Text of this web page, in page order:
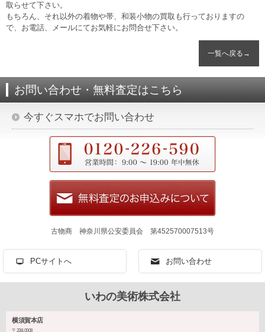
取らせて下さい。
もちろん、それ以外の着物や帯、和装小物の買取も行っておりますの
で、お電話、メールにてお気軽にお問合せ下さい。
一覧へ戻る→
お問い合わせ・無料査定はこちら
今すぐスマホでお問い合わせ
古物商 神奈川県公安委員会 第452570007513号
PCサイトへ お問い合わせ
いわの美術株式会社
横須賀本店
〒238-0008